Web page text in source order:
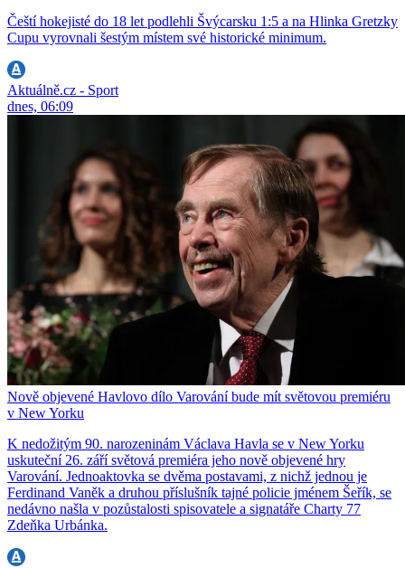
Čeští hokejisté do 18 let podlehli Švýcarsku 1:5 a na Hlinka Gretzky
Cupu vyrovnali šestým místem své historické minimum.
Aktuálně.cz - Sport
dnes, 06:09
Nově objevené Havlovo dílo Varování bude mít světovou premiéru
v New Yorku
K nedožitým 90. narozeninám Václava Havla se v New Yorku
uskuteční 26. září světová premiéra jeho nově objevené hry
Varování. Jednoaktovka se dvěma postavami, z nichž jednou je
Ferdinand Vaněk a druhou příslušník tajné policie jménem Šeřík, se
nedávno našla v pozůstalosti spisovatele a signatáře Charty 77
Zdeňka Urbánka.